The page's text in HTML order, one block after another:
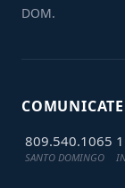
DOM.
COMUNICATE
809.540.1065
SANTO DOMINGO